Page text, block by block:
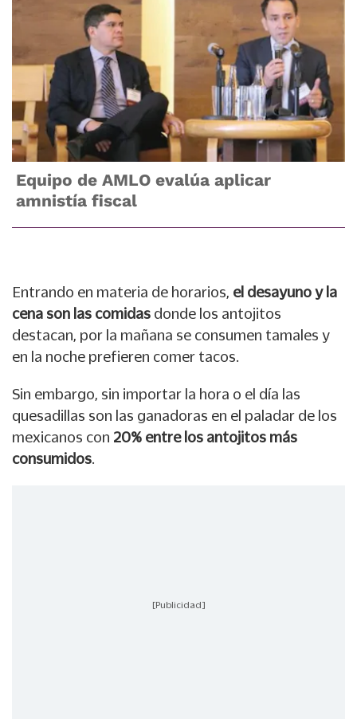
Equipo de AMLO evalúa aplicar
amnistía fiscal
Entrando en materia de horarios, el desayuno y la
cena son las comidas donde los antojitos
destacan, por la mañana se consumen tamales y
en la noche prefieren comer tacos.
Sin embargo, sin importar la hora o el día las
quesadillas son las ganadoras en el paladar de los
mexicanos con 20% entre los antojitos más
consumidos.
[Publicidad]